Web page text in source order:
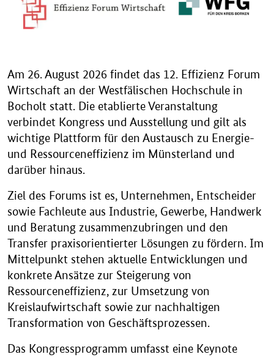
Am 26. August 2026 findet das 12. Effizienz Forum
Wirtschaft an der Westfälischen Hochschule in
Bocholt statt. Die etablierte Veranstaltung
verbindet Kongress und Ausstellung und gilt als
wichtige Plattform für den Austausch zu Energie-
und Ressourceneffizienz im Münsterland und
darüber hinaus.
Ziel des Forums ist es, Unternehmen, Entscheider
sowie Fachleute aus Industrie, Gewerbe, Handwerk
und Beratung zusammenzubringen und den
Transfer praxisorientierter Lösungen zu fördern. Im
Mittelpunkt stehen aktuelle Entwicklungen und
konkrete Ansätze zur Steigerung von
Ressourceneffizienz, zur Umsetzung von
Kreislaufwirtschaft sowie zur nachhaltigen
Transformation von Geschäftsprozessen.
Das Kongressprogramm umfasst eine Keynote